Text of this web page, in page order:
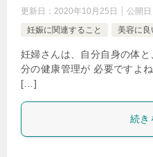
更新日： 2020年10月25日 公開日
妊娠に関連すること
美容に良
妊婦さんは、自分自身の体
分の健康管理が 必要ですよ
[…]
続き